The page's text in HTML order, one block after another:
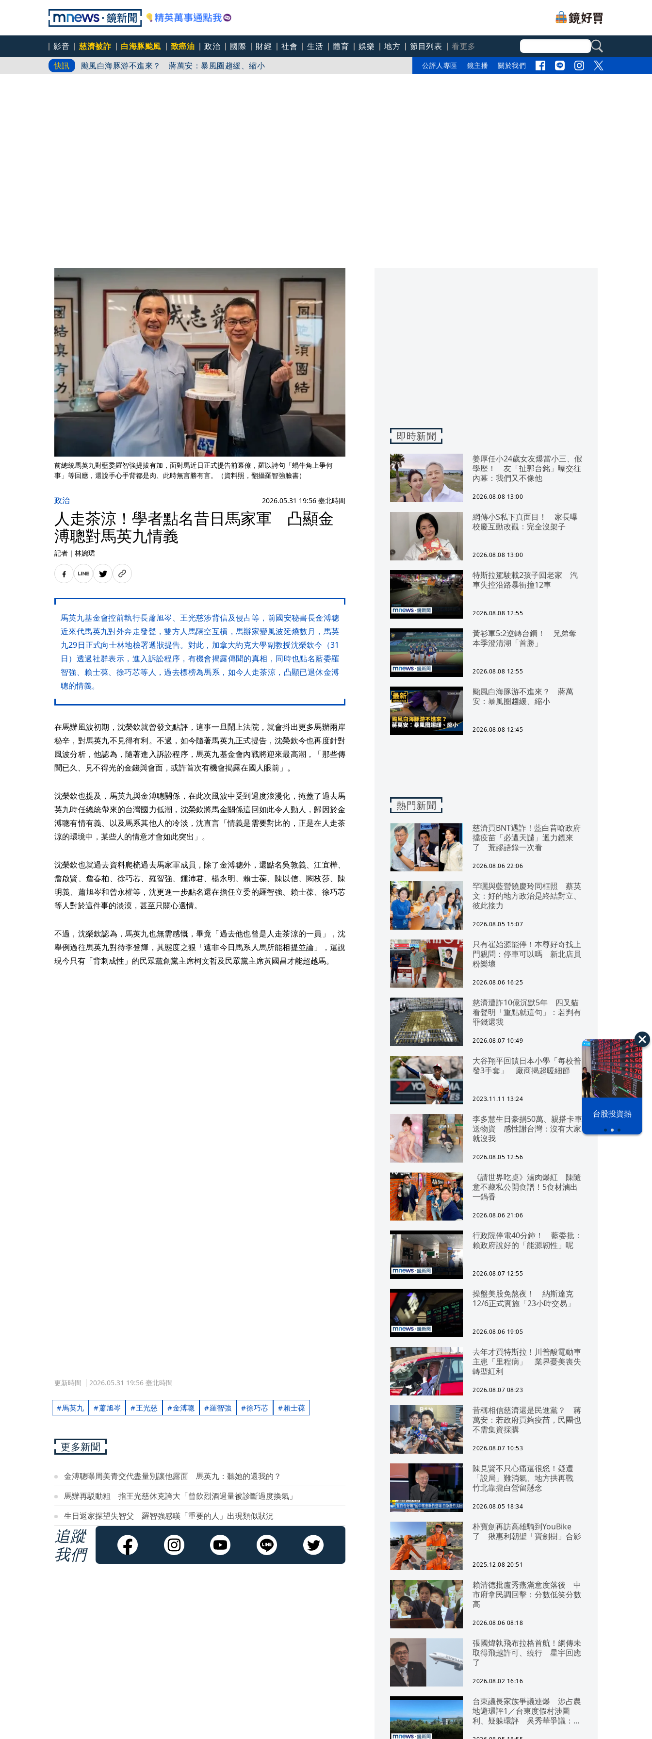
影音 慈濟被詐 白海豚颱風 致癌油 政治 國際 財經 社會 生活 體育 娛樂 地方 節目列表
看更多
快訊
颱風白海豚游不進來？ 蔣萬安：暴風圈趨緩、縮小
蔣萬安挨批顛倒黑白 沈伯洋：他選擇造謠、偷換概念
公評人專區 鏡主播 關於我們
漢光42演習 台股投資熱
前總統馬英九對藍委羅智強提拔有加，面對馬近日正式提告前幕僚，羅以詩句「蝸牛角上爭何
事」等回應，還說手心手背都是肉、此時無言勝有言。（資料照，翻攝羅智強臉書）
政治 2026.05.31 19:56 臺北時間
人走茶涼！學者點名昔日馬家軍 凸顯金
溥聰對馬英九情義
記者 ｜ 林婉珺
馬英九基金會控前執行長蕭旭岑、王光慈涉背信及侵占等，前國安秘書長金溥聰
近來代馬英九對外奔走發聲，雙方人馬隔空互槓，馬辦家變風波延燒數月，馬英
九29日正式向士林地檢署遞狀提告。對此，加拿大約克大學副教授沈榮欽今（31
日）透過社群表示，進入訴訟程序，有機會揭露傳聞的真相，同時也點名藍委羅
智強、賴士葆、徐巧芯等人，過去標榜為馬系，如今人走茶涼，凸顯已退休金溥
聰的情義。
在馬辦風波初期，沈榮欽就曾發文點評，這事一旦鬧上法院，就會抖出更多馬辦兩岸
秘辛，對馬英九不見得有利。不過，如今隨著馬英九正式提告，沈榮欽今也再度針對
風波分析，他認為，隨著進入訴訟程序，馬英九基金會內戰將迎來最高潮，「那些傳
聞已久、見不得光的金錢與會面，或許首次有機會揭露在國人眼前」。
沈榮欽也提及，馬英九與金溥聰關係，在此次風波中受到過度浪漫化，掩蓋了過去馬
英九時任總統帶來的台灣國力低潮，沈榮欽將馬金關係這回如此令人動人，歸因於金
溥聰有情有義、以及馬系其他人的冷淡，沈直言「情義是需要對比的，正是在人走茶
涼的環境中，某些人的情意才會如此突出」。
沈榮欽也就過去資料爬梳過去馬家軍成員，除了金溥聰外，還點名吳敦義、江宜樺、
詹啟賢、詹春柏、徐巧芯、羅智強、鍾沛君、楊永明、賴士葆、陳以信、闕枚莎、陳
明義、蕭旭岑和曾永權等，沈更進一步點名還在擔任立委的羅智強、賴士葆、徐巧芯
等人對於這件事的淡漠，甚至只關心選情。
不過，沈榮欽認為，馬英九也無需感慨，畢竟「過去他也曾是人走茶涼的一員」，沈
舉例過往馬英九對待李登輝，其態度之狠「遠非今日馬系人馬所能相提並論」，還說
現今只有「背刺成性」的民眾黨創黨主席柯文哲及民眾黨主席黃國昌才能超越馬。
更新時間 2026.05.31 19:56 臺北時間
馬英九 蕭旭岑 王光慈 金溥聰 羅智強 徐巧芯 賴士葆
更多新聞
金溥聰曝周美青交代盡量別讓他露面 馬英九：聽她的還我的？
馬辦再駁動粗 指王光慈休克誇大「曾飲烈酒過量被診斷過度換氣」
生日返家探望失智父 羅智強感嘆「重要的人」出現類似狀況
追蹤
我們
即時新聞
姜厚任小24歲女友爆當小三、假
學歷！ 友「扯郭台銘」曝交往
內幕：我們又不像他
2026.08.08 13:00
網傳小S私下真面目！ 家長曝
校慶互動改觀：完全沒架子
2026.08.08 13:00
特斯拉駕駛載2孩子回老家 汽
車失控沿路暴衝撞12車
2026.08.08 12:55
黃衫軍5:2逆轉台鋼！ 兄弟奪
本季澄清湖「首勝」
2026.08.08 12:55
颱風白海豚游不進來？ 蔣萬
安：暴風圈趨緩、縮小
2026.08.08 12:45
熱門新聞
慈濟買BNT遇詐！藍白昔嗆政府
擋疫苗「必遭天譴」迴力鏢來
了 荒謬語錄一次看
2026.08.06 22:06
罕曬與藍營饒慶玲同框照 蔡英
文：好的地方政治是終結對立、
彼此接力
2026.08.05 15:07
只有崔始源能停！本尊好奇找上
門親問：停車可以嗎 新北店員
粉樂壞
2026.08.06 16:25
慈濟遭詐10億沉默5年 四叉貓
看聲明「重點就這句」：若判有
罪錢還我
2026.08.07 10:49
大谷翔平回饋日本小學「每校普
發3手套」 廠商揭超暖細節
2023.11.11 13:24
李多慧生日豪捐50萬、親搭卡車
送物資 感性謝台灣：沒有大家
就沒我
2026.08.05 12:56
《請世界吃桌》滷肉爆紅 陳隨
意不藏私公開食譜！5食材滷出
一鍋香
2026.08.06 21:06
行政院停電40分鐘！ 藍委批：
賴政府說好的「能源韌性」呢
2026.08.07 12:55
操盤美股免熬夜！ 納斯達克
12/6正式實施「23小時交易」
2026.08.06 19:05
去年才買特斯拉！川普酸電動車
主患「里程病」 業界憂美喪失
轉型紅利
2026.08.07 08:23
昔稱相信慈濟還是民進黨？ 蔣
萬安：若政府買夠疫苗，民團也
不需集資採購
2026.08.07 10:53
陳見賢不只心痛還很怒！疑遭
「設局」難消氣、地方拱再戰
竹北靠攏白營留懸念
2026.08.05 18:34
朴寶劍再訪高雄騎到YouBike
了 揪惠利朝聖「寶劍樹」合影
2025.12.08 20:51
賴清德批盧秀燕滿意度落後 中
市府拿民調回擊：分數低笑分數
高
2026.08.06 08:18
張國煒執飛布拉格首航！網傳未
取得飛越許可、繞行 星宇回應
了
2026.08.02 16:16
台東議長家族爭議連爆 涉占農
地避環評1／台東度假村涉圖
利、疑躲環評 吳秀華爭議：概